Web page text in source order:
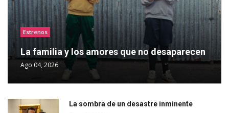
Estrenos
La familia y los amores que no desaparecen
Ago 04, 2026
La sombra de un desastre inminente